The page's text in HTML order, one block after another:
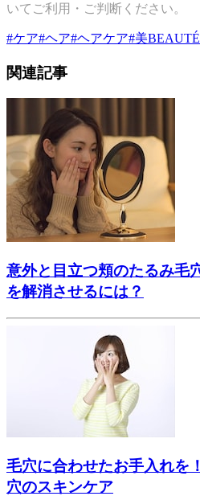
いてご利用・ご判断ください。
#ケア#ヘア#ヘアケア#美BEAUTÉ
関連記事
意外と目立つ頬のたるみ毛
を解消させるには？
毛穴に合わせたお手入れを
穴のスキンケア